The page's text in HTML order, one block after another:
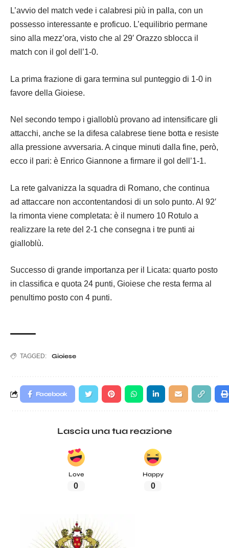
L’avvio del match vede i calabresi più in palla, con un
possesso interessante e proficuo. L’equilibrio permane
sino alla mezz’ora, visto che al 29′ Orazzo sblocca il
match con il gol dell’1-0.
La prima frazione di gara termina sul punteggio di 1-0 in
favore della Gioiese.
Nel secondo tempo i gialloblù provano ad intensificare gli
attacchi, anche se la difesa calabrese tiene botta e resiste
alla pressione avversaria. A cinque minuti dalla fine, però,
ecco il pari: è Enrico Giannone a firmare il gol dell’1-1.
La rete galvanizza la squadra di Romano, che continua
ad attaccare non accontentandosi di un solo punto. Al 92′
la rimonta viene completata: è il numero 10 Rotulo a
realizzare la rete del 2-1 che consegna i tre punti ai
gialloblù.
Successo di grande importanza per il Licata: quarto posto
in classifica e quota 24 punti, Gioiese che resta ferma al
penultimo posto con 4 punti.
TAGGED: Gioiese
Facebook
Lascia una tua reazione
Love
0
Happy
0